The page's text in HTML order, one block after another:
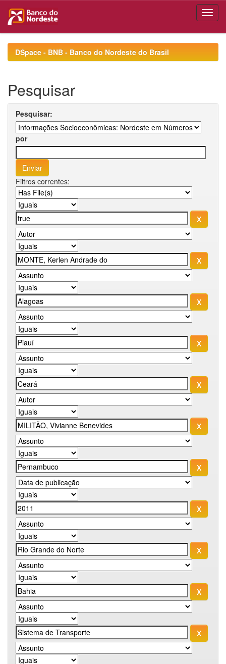
navigationDSpace - BNB - Banco do Nordeste do Brasil
Pesquisar
Pesquisar:
por
Filtros correntes: